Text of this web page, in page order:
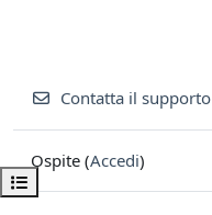
Apri indice del corso
Contatta il supporto
Ospite (Accedi)